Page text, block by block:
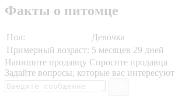
Факты о питомце
Пол:
Девочка
Примерный возраст: 5 месяцев 29 дней
Напишите продавцу Спросите продавца
Задайте вопросы, которые вас интересуют